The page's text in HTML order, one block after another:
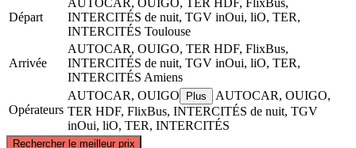
Départ
INTERCITÉS de nuit, TGV inOui, liO, TER,
INTERCITÉS Toulouse
Arrivée
AUTOCAR, OUIGO, TER HDF, FlixBus,
INTERCITÉS de nuit, TGV inOui, liO, TER,
INTERCITÉS Amiens
Opérateurs
AUTOCAR, OUIGO Plus
AUTOCAR, OUIGO,
TER HDF, FlixBus, INTERCITÉS de nuit, TGV
inOui, liO, TER, INTERCITÉS
Rechercher le meilleur prix
©CARTO, ©